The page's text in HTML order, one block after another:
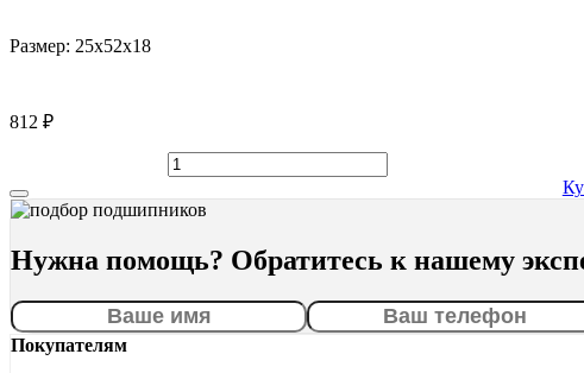
Размер: 25x52x18
812 ₽
Нужна помощь? Обратитесь к нашему
Покупателям